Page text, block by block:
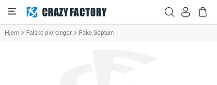
Hjem Falske piercinger Fake Septum